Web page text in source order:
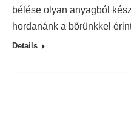
bélése olyan anyagból
hordanánk a bőrünkkel
Details